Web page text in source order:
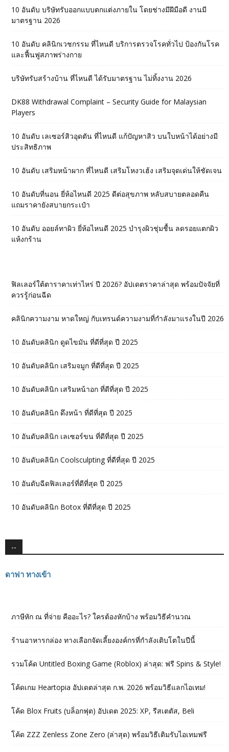
10 อันดับ บริษัทรับออกแบบตกแต่งภายใน โดยช่างมีฝีมือดี งานมี
มาตรฐาน 2026
10 อันดับ คลินิกเวชกรรม ที่ไหนดี บริการตรวจโรคทั่วไป ป้องกันโรค
และฟื้นฟูสภาพร่างกาย
บริษัทรับสร้างบ้าน ที่ไหนดี ได้รับมาตรฐาน ไม่ทิ้งงาน 2026
DK88 Withdrawal Complaint – Security Guide for Malaysian
Players
10 อันดับ เลเซอร์สิวอุดตัน ที่ไหนดี แก้ปัญหาสิว บนใบหน้าได้อย่างมี
ประสิทธิภาพ
10 อันดับ เสริมหน้าผาก ที่ไหนดี เสริมโหงวเฮ้ง เสริมจุดเด่นให้ชัดเจน
10 อันดับที่นอน ยี่ห้อไหนดี 2025 ดีต่อสุขภาพ หลับสบายตลอดคืน
แถมราคายังสบายกระเป๋า
10 อันดับ ออยล์ทาผิว ยี่ห้อไหนดี 2025 บำรุงผิวชุ่มชื้น ลดรอยแตกผิว
แห้งกร้าน
ฟิลเลอร์ใต้ตาราคาเท่าไหร่ ปี 2026? อัปเดตราคาล่าสุด พร้อมปัจจัยที่
ควรรู้ก่อนฉีด
คลินิกความงาม หาดใหญ่ กับเทรนด์ความงามที่กำลังมาแรงในปี 2026
10 อันดับคลินิก ดูดไขมัน ที่ดีที่สุด ปี 2025
10 อันดับคลินิก เสริมจมูก ที่ดีที่สุด ปี 2025
10 อันดับคลินิก เสริมหน้าอก ที่ดีที่สุด ปี 2025
10 อันดับคลินิก ดึงหน้า ที่ดีที่สุด ปี 2025
10 อันดับคลินิก เลเซอร์ขน ที่ดีที่สุด ปี 2025
10 อันดับคลินิก Coolsculpting ที่ดีที่สุด ปี 2025
10 อันดับฉีดฟิลเลอร์ที่ดีที่สุด ปี 2025
10 อันดับคลินิก Botox ที่ดีที่สุด ปี 2025
--
ดาฟา ทางเข้า
ภาษีหัก ณ ที่จ่าย คืออะไร? ใครต้องหักบ้าง พร้อมวิธีคำนวณ
ร้านอาหารกล่อง ทางเลือกจัดเลี้ยงองค์กรที่กำลังเติบโตในปีนี้
รวมโค้ด Untitled Boxing Game (Roblox) ล่าสุด: ฟรี Spins & Style!
โค้ดเกม Heartopia อัปเดตล่าสุด ก.พ. 2026 พร้อมวิธีแลกไอเทม!
โค้ด Blox Fruits (บล็อกฟุต) อัปเดต 2025: XP, รีสเตตัส, Beli
โค้ด ZZZ Zenless Zone Zero (ล่าสุด) พร้อมวิธีเติมรับไอเทมฟรี